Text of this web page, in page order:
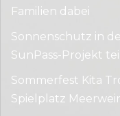
Familien dabei
Sonnenschutz in
SunPass-Projekt teil
Sommerfest Kita
Spielplatz